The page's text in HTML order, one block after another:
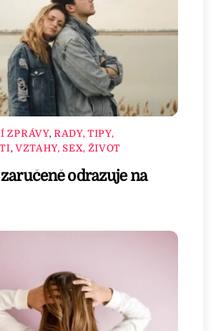
ZPRÁVY, RADY, TIPY,
, VZTAHY, SEX, ŽIVOT
odrazuje na